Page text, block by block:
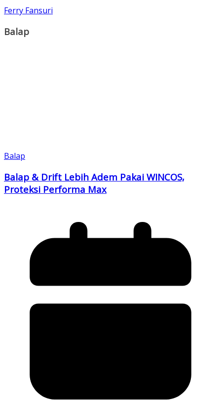
Ferry Fansuri
Balap
Balap
Balap & Drift Lebih Adem Pakai WINCOS,
Proteksi Performa Max